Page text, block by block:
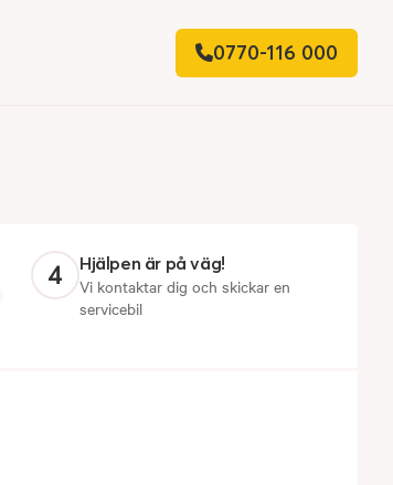
0770-116 000
4
Hjälpen är på väg!
Vi kontaktar dig och skickar en
servicebil